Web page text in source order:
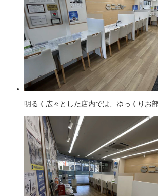
明るく広々とした店内では、ゆっくりお